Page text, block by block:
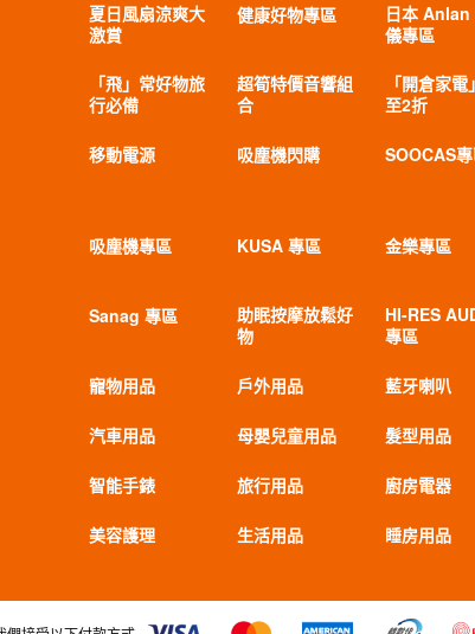
夏日風扇涼爽大
激賞
健康好物專區
日本 Anlan
儀專區
「飛」常好物旅
行必備
超筍特價音響組
合
「開倉家電
至2折
移動電源 吸塵機閃購 SOOCAS
吸塵機專區 KUSA 專區 金樂專區
Sanag 專區
助眠按摩放鬆好
物
HI-RES
專區
寵物用品 戶外用品 藍牙喇叭
汽車用品 母嬰兒童用品 髮型用品
智能手錶 旅行用品 廚房電器
美容護理 生活用品 睡房用品